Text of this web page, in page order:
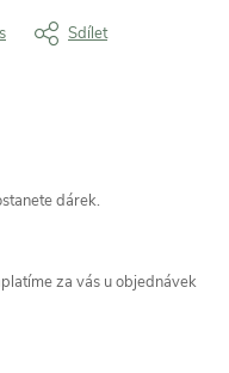
Sdílet
dárek.
za vás u objednávek